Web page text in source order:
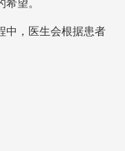
望。
中，医生会根据患者